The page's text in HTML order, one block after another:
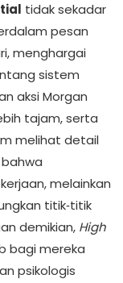
tidak sekadar
pesan
menghargai
sistem
aksi Morgan
tajam, serta
melihat detail
melainkan
titik‑titik
demikian, High
bagi mereka
psikologis